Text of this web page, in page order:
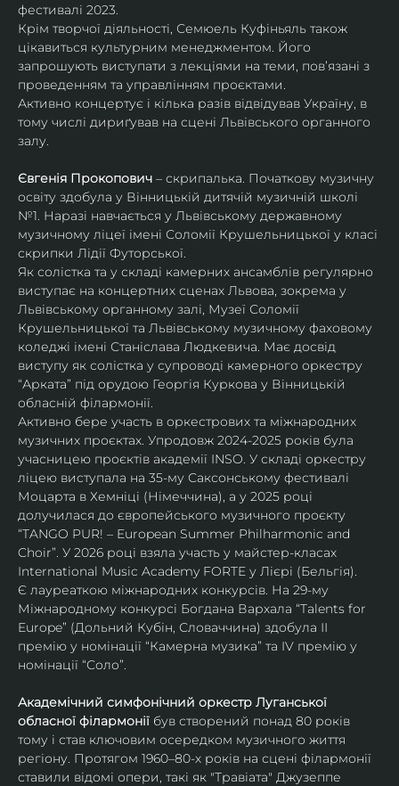
фестивалі 2023.
Крім творчої діяльності, Семюель Куфіньяль також
цікавиться культурним менеджментом. Його
запрошують виступати з лекціями на теми, пов’язані з
проведенням та управлінням проєктами.
Активно концертує і кілька разів відвідував Україну, в
тому числі дириґував на сцені Львівського органного
залу.
Євгенія Прокопович – скрипалька. Початкову музичну
освіту здобула у Вінницькій дитячій музичній школі
№1. Наразі навчається у Львівському державному
музичному ліцеї імені Соломії Крушельницької у класі
скрипки Лідії Футорської.
Як солістка та у складі камерних ансамблів регулярно
виступає на концертних сценах Львова, зокрема у
Львівському органному залі, Музеї Соломії
Крушельницької та Львівському музичному фаховому
коледжі імені Станіслава Людкевича. Має досвід
виступу як солістка у супроводі камерного оркестру
“Арката” під орудою Георгія Куркова у Вінницькій
обласній філармонії.
Активно бере участь в оркестрових та міжнародних
музичних проєктах. Упродовж 2024-2025 років була
учасницею проєктів академії INSO. У складі оркестру
ліцею виступала на 35-му Саксонському фестивалі
Моцарта в Хемніці (Німеччина), а у 2025 році
долучилася до європейського музичного проєкту
“TANGO PUR! – European Summer Philharmonic and
Choir”. У 2026 році взяла участь у майстер-класах
International Music Academy FORTE у Лієрі (Бельгія).
Є лауреаткою міжнародних конкурсів. На 29-му
Міжнародному конкурсі Богдана Вархала “Talents for
Europe” (Дольний Кубін, Словаччина) здобула ІІ
премію у номінації “Камерна музика” та IV премію у
номінації “Соло”.
Академічний симфонічний оркестр Луганської
обласної філармонії був створений понад 80 років
тому і став ключовим осередком музичного життя
регіону. Протягом 1960–80-х років на сцені філармонії
ставили відомі опери, такі як "Травіата" Джузеппе